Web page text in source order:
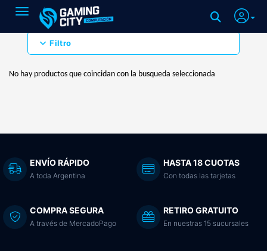
Toggle navigation
Filtro
No hay productos que coincidan con la busqueda seleccionada
ENVÍO RÁPIDO
A toda Argentina
HASTA 18 CUOTAS
Con todas las tarjetas
COMPRA SEGURA
A través de MercadoPago
RETIRO GRATUITO
En nuestras 15 sucursales